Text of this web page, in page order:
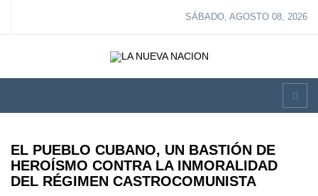
SÁBADO, AGOSTO 08, 2026
EL PUEBLO CUBANO, UN BASTIÓN DE
HEROÍSMO CONTRA LA INMORALIDAD
DEL RÉGIMEN CASTROCOMUNISTA